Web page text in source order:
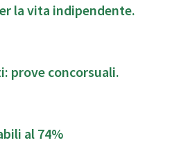
la vita indipendente.
prove concorsuali.
al 74%